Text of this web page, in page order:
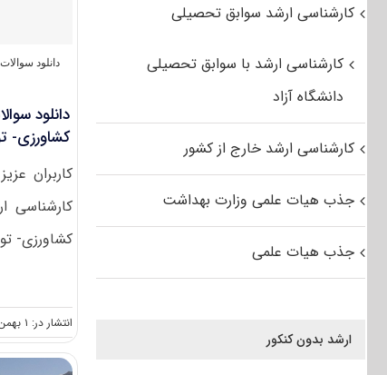
دانلود
کشاورزی-
کاربران
کشاورزی-
انتشار در: ۱ بهمن, ۱۳۹۲
کارشناسی ارشد سوابق تحصیلی
کارشناسی ارشد با سوابق تحصیلی
دانشگاه آزاد
کارشناسی ارشد خارج از کشور
جذب هیات علمی وزارت بهداشت
جذب هیات علمی
ارشد بدون کنکور